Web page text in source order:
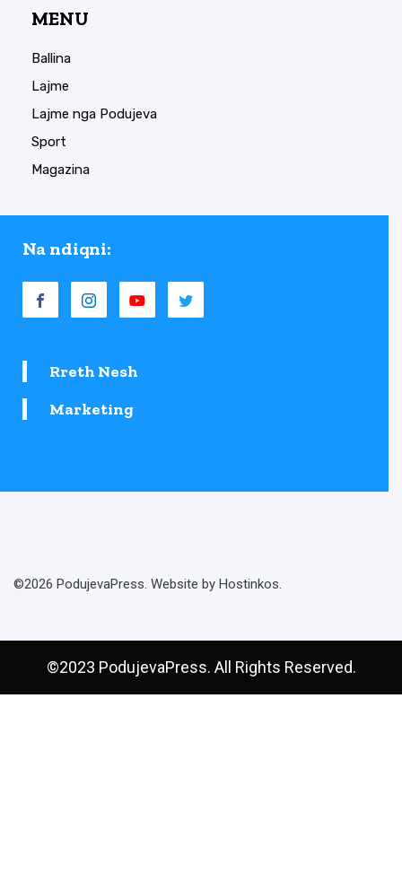
MENU
Ballina
Lajme
Lajme nga Podujeva
Sport
Magazina
Na ndiqni:
Rreth Nesh
Marketing
©2026 PodujevaPress. Website by Hostinkos.
©2023 PodujevaPress. All Rights Reserved.